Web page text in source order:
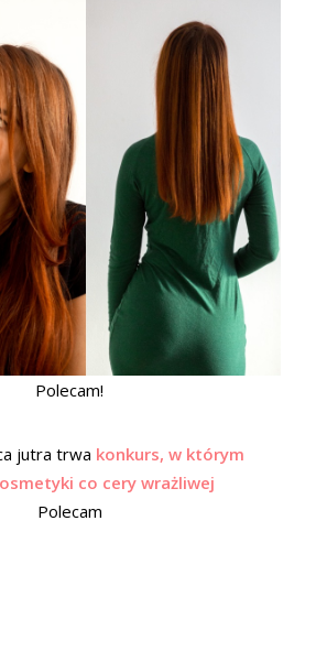
Polecam!
jutra trwa konkurs, w którym
co cery wrażliwej
Polecam